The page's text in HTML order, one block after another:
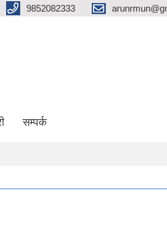
9852082333
सम्पर्क